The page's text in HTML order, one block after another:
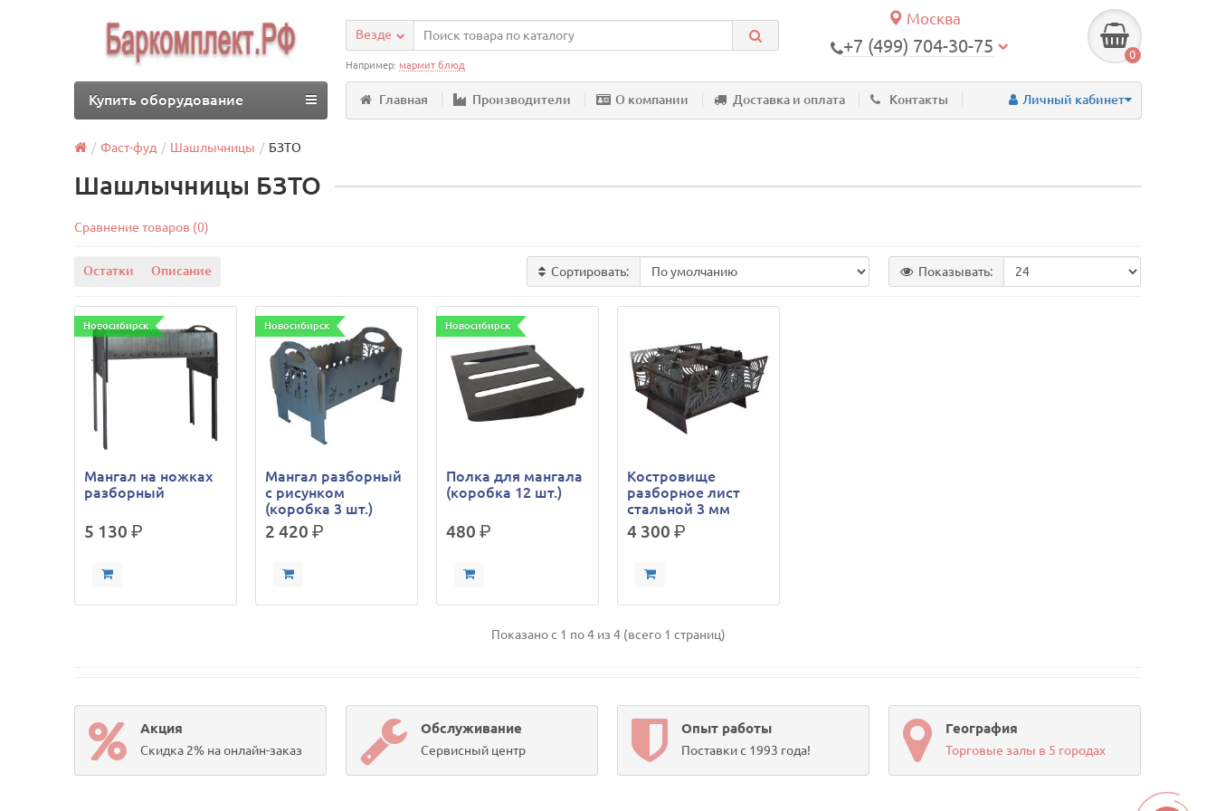
Москва
+7 (499) 704-30-75 0
Везде
Например:мармит блюд
Главная Производители О компании Доставка и оплата Контакты Личный кабинет
Купить оборудование
Фаст-фуд Шашлычницы БЗТО
Шашлычницы БЗТО
Сравнение товаров (0)
Остатки Описание Сортировать: Показывать:
Новосибирск
Мангал на ножках
разборный
5 130р.
Новосибирск
Мангал разборный
с рисунком
(коробка 3 шт.)
2 420р.
Новосибирск
Полка для мангала
(коробка 12 шт.)
480р.
Костровище
разборное лист
стальной 3 мм
4 300 р.
Показано с 1 по 4 из 4 (всего 1 страниц)
Акция
Скидка 2% на онлайн-заказ
Обслуживание
Сервисный центр
Опыт работы
Поставки с 1993 года!
География
Торговые залы в 5 городах